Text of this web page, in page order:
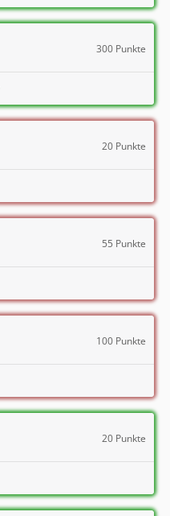
300 Punkte
20 Punkte
55 Punkte
100 Punkte
20 Punkte